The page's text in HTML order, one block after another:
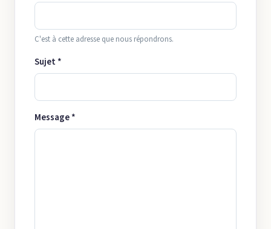
C'est à cette adresse que nous répondrons.
Sujet *
Message *